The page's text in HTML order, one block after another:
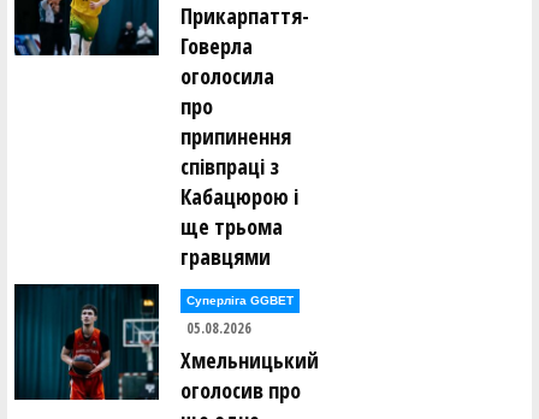
Прикарпаття-
Говерла
оголосила
про
припинення
співпраці з
Кабацюрою і
ще трьома
гравцями
Суперліга GGBET
05.08.2026
Хмельницький
оголосив про